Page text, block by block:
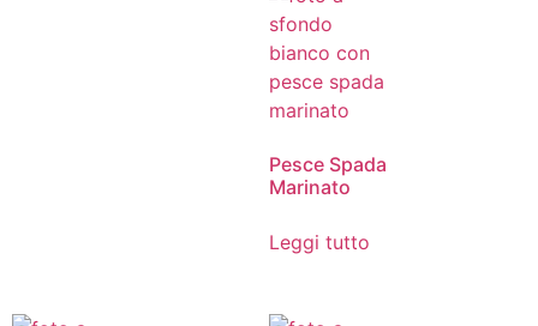
Pesce Spada
Marinato
Leggi tutto